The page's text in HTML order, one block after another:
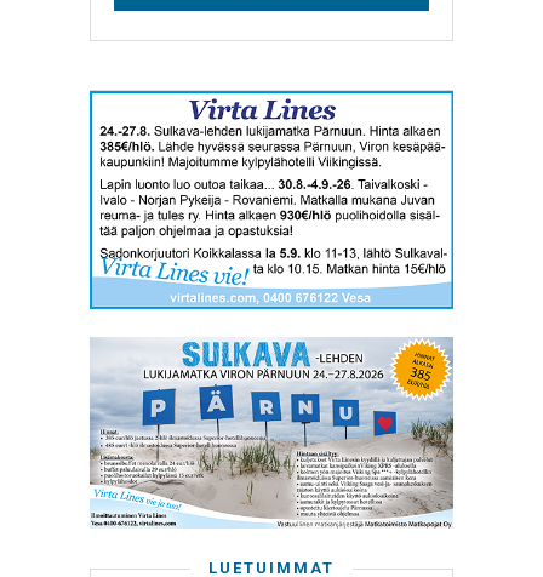
LUETUIMMAT